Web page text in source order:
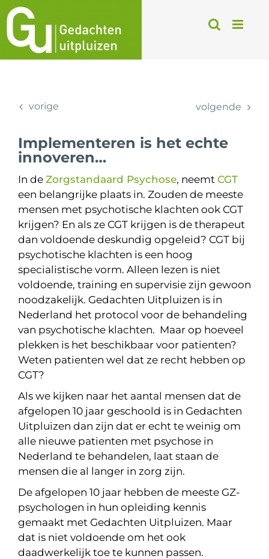
Ga
naar
inhoud
vorige volgende
Implementeren is het echte
innoveren…
In de Zorgstandaard Psychose, neemt CGT
een belangrijke plaats in. Zouden de meeste
mensen met psychotische klachten ook CGT
krijgen? En als ze CGT krijgen is de therapeut
dan voldoende deskundig opgeleid? CGT bij
psychotische klachten is een hoog
specialistische vorm. Alleen lezen is niet
voldoende, training en supervisie zijn gewoon
noodzakelijk. Gedachten Uitpluizen is in
Nederland het protocol voor de behandeling
van psychotische klachten. Maar op hoeveel
plekken is het beschikbaar voor patienten?
Weten patienten wel dat ze recht hebben op
CGT?
Als we kijken naar het aantal mensen dat de
afgelopen 10 jaar geschoold is in Gedachten
Uitpluizen dan zijn dat er echt te weinig om
alle nieuwe patienten met psychose in
Nederland te behandelen, laat staan de
mensen die al langer in zorg zijn.
De afgelopen 10 jaar hebben de meeste GZ-
psychologen in hun opleiding kennis
gemaakt met Gedachten Uitpluizen. Maar
dat is niet voldoende om het ook
daadwerkelijk toe te kunnen passen.